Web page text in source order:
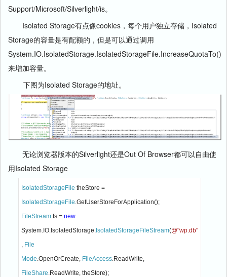
Support/Microsoft/Silverlight/is。
Isolated Storage有点像cookies，每个用户独立存储，Isolated
Storage的容量是有配额的，但是可以通过调用
System.IO.IsolatedStorage.IsolatedStorageFile.IncreaseQuotaTo()
来增加容量。
下图为Isolated Storage的地址。
无论浏览器版本的Silverlight还是Out Of Browser都可以自由使
用Isolated Storage
IsolatedStorageFile
IsolatedStorageFile .GetUserStoreForApplication();
FileStream fs =
System.IO.IsolatedStorage. IsolatedStorageFileStream(@"wp.db"
File
Mode .OpenOrCreate, FileAccess
FileShare .ReadWrite, theStore);